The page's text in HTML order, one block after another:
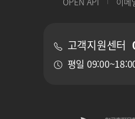
고객지원센터
평일